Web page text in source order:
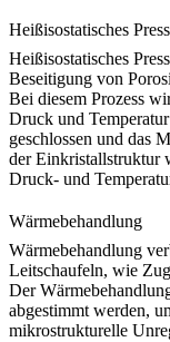
Heißisostatisches
Heißisostatisches
Beseitigung von
Bei diesem Prozess
Druck und
geschlossen und das
der Einkristallstruktur
Druck- und
Wärmebehandlung
Wärmebehandlung
Leitschaufeln, wie
Der
abgestimmt werden,
mikrostrukturelle